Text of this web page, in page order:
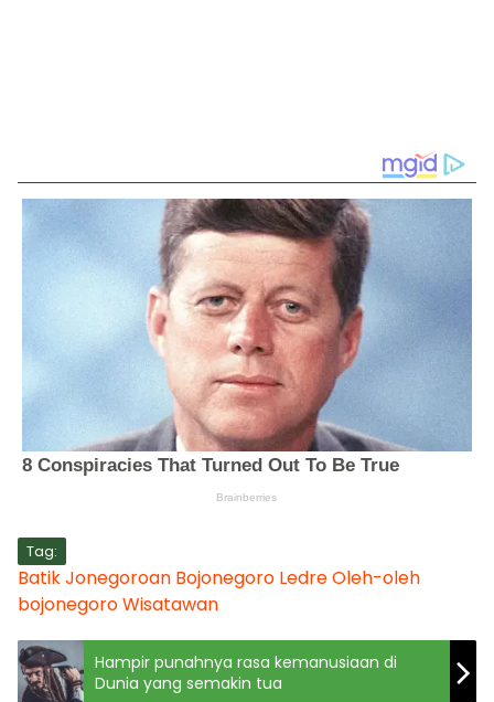
Tag:
Batik Jonegoroan Bojonegoro LedreOleh-oleh
bojonegoroWisatawan
Hampir punahnya rasa kemanusiaan di
Dunia yang semakin tua